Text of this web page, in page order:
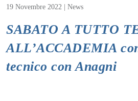
19 Novembre 2022|News
SABATO A TUTTO
ALL’ACCADEMIA
tecnico con Anagni